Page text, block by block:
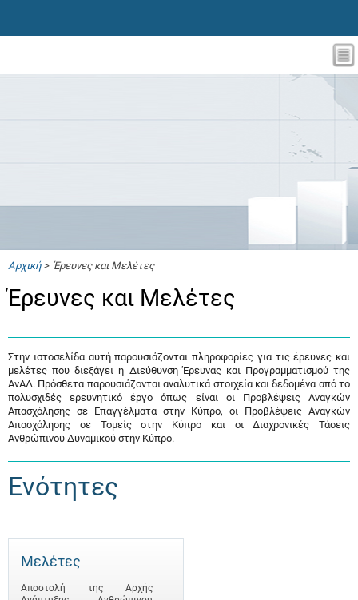
Αρχική> Έρευνες και Μελέτες
Έρευνες και Μελέτες
Στην ιστοσελίδα αυτή παρουσιάζονται πληροφορίες για τις έρευνες και
μελέτες που διεξάγει η Διεύθυνση Έρευνας και Προγραμματισμού της
ΑνΑΔ. Πρόσθετα παρουσιάζονται αναλυτικά στοιχεία και δεδομένα από το
πολυσχιδές ερευνητικό έργο όπως είναι οι Προβλέψεις Αναγκών
Απασχόλησης σε Επαγγέλματα στην Κύπρο, οι Προβλέψεις Αναγκών
Απασχόλησης σε Τομείς στην Κύπρο και οι Διαχρονικές Τάσεις
Ανθρώπινου Δυναμικού στην Κύπρο.
Ενότητες
Μελέτες
Αποστολή της Αρχής